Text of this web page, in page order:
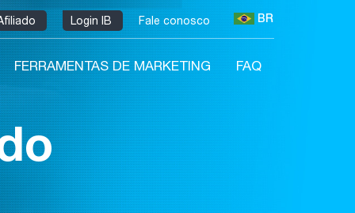
Login IB Fale conosco BR
FERRAMENTAS DE MARKETING FAQ